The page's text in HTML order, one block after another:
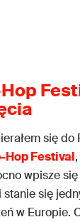
się do
Hop Festival
wpisze się
się
w Europie.